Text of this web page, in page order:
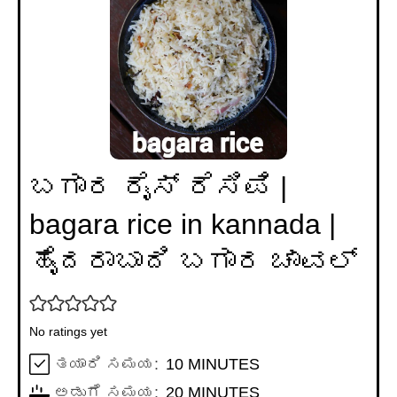
ಬಗಾರ ರೈಸ್ ರೆಸಿಪಿ |
bagara rice in kannada |
ಹೈದರಾಬಾದಿ ಬಗಾರ ಚಾವಲ್
No ratings yet
ತಯಾರಿ ಸಮಯ: 10MINUTES
MINUTES
ಅಡುಗೆ ಸಮಯ: 20MINUTES
MINUTES